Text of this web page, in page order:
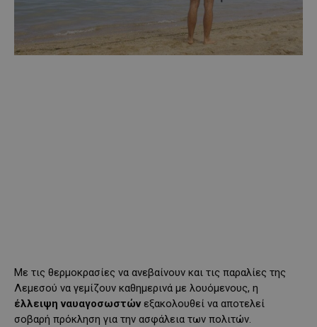
Με τις θερμοκρασίες να ανεβαίνουν και τις παραλίες της
Λεμεσού να γεμίζουν καθημερινά με λουόμενους, η
έλλειψη ναυαγοσωστών εξακολουθεί να αποτελεί
σοβαρή πρόκληση για την ασφάλεια των πολιτών.